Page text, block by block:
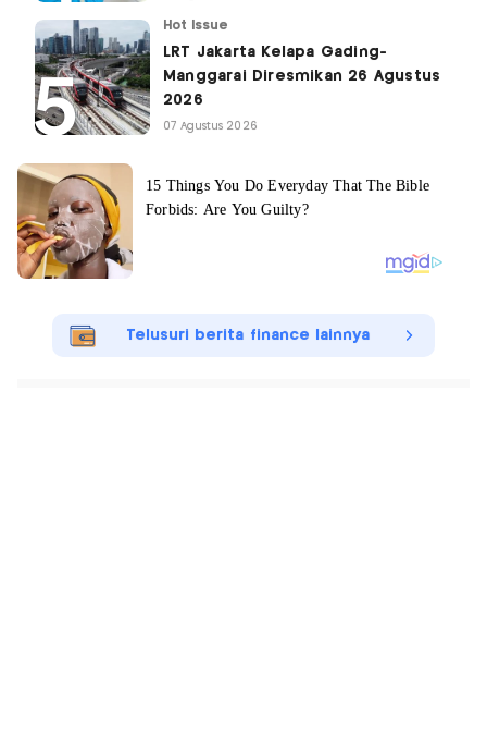
Hot Issue
LRT Jakarta Kelapa Gading-
Manggarai Diresmikan 26 Agustus
2026
07 Agustus 2026
Telusuri berita finance lainnya